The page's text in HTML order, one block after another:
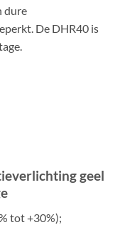
dure
De DHR40 is
geel
tot +30%);